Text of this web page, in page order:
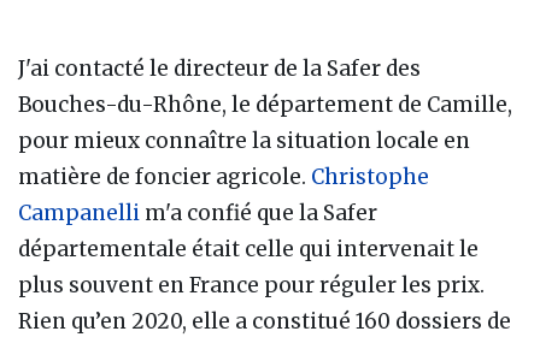
J'ai contacté le directeur de la Safer des
Bouches-du-Rhône, le département de Camille,
pour mieux connaître la situation locale en
matière de foncier agricole. Christophe
Campanelli m'a confié que la Safer
départementale était celle qui intervenait le
plus souvent en France pour réguler les prix.
Rien qu’en 2020, elle a constitué 160 dossiers de